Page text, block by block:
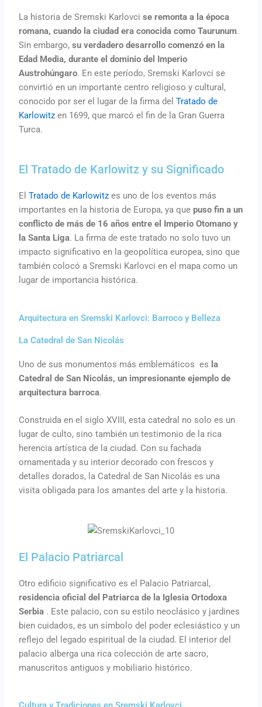
La historia de Sremski Karlovcise remonta a la época
romana, cuando la ciudad era conocida como Taurunum.
Sin embargo,su verdadero desarrollo comenzó en la
Edad Media, durante el dominio del Imperio
Austrohúngaro. En este período, Sremski Karlovci se
convirtió en un importante centro religioso y cultural,
conocido por ser el lugar de la firma delTratado de
Karlowitz en 1699, que marcó el fin de la Gran Guerra
Turca.
El Tratado de Karlowitz y su Significado
ElTratado de Karlowitz es uno de los eventos más
importantes en la historia de Europa, ya quepuso fin a un
conflicto de más de 16 años entre el Imperio Otomano y
la Santa Liga. La firma de este tratado no solo tuvo un
impacto significativo en la geopolítica europea, sino que
también colocó a Sremski Karlovci en el mapa como un
lugar de importancia histórica.
Arquitectura en Sremski Karlovci: Barroco y Belleza
La Catedral de San Nicolás
Uno de sus monumentos más emblemáticos es la
Catedral de San Nicolás, un impresionante ejemplo de
arquitectura barroca.
Construida en el siglo XVIII, esta catedral no solo es un
lugar de culto, sino también un testimonio de la rica
herencia artística de la ciudad. Con su fachada
ornamentada y su interior decorado con frescos y
detalles dorados, la Catedral de San Nicolás es una
visita obligada para los amantes del arte y la historia.
El Palacio Patriarcal
Otro edificio significativo es el Palacio Patriarcal,
residencia oficial del Patriarca de la Iglesia Ortodoxa
Serbia . Este palacio, con su estilo neoclásico y jardines
bien cuidados, es un símbolo del poder eclesiástico y un
reflejo del legado espiritual de la ciudad. El interior del
palacio alberga una rica colección de arte sacro,
manuscritos antiguos y mobiliario histórico.